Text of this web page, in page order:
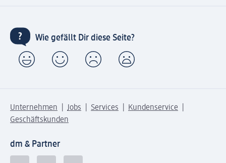
Wie gefällt Dir diese Seite?
Unternehmen Jobs Services
Kundenservice
Geschäftskunden
dm & Partner